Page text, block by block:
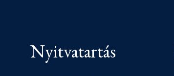
Nyitvatartás